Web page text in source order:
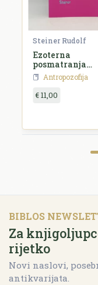
Steiner Rudolf
Ezoterna
posmatranja
karmičkih
Antropozofija
€ 11,00
BIBLOS
Za
rijetko
Novi naslovi,
antikvarijata.